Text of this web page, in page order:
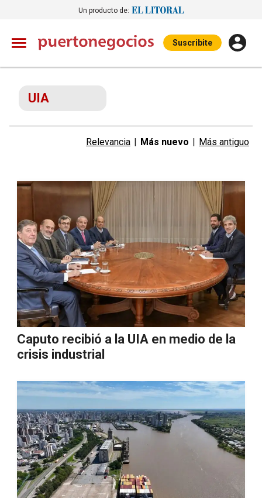
Un producto de:
Suscribite
UIA
Relevancia | Más nuevo | Más antiguo
Caputo recibió a la UIA en medio de la
crisis industrial